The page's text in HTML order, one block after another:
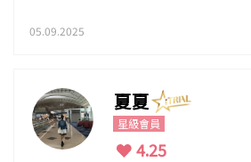
05.09.2025
夏夏
星級會員
4.25